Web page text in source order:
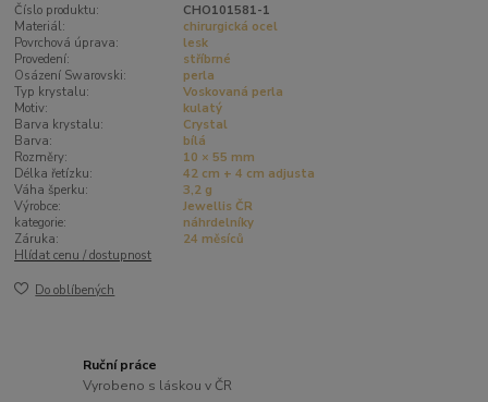
Číslo produktu:
CHO101581-1
Materiál:
chirurgická ocel
Povrchová úprava:
lesk
Provedení:
stříbrné
Osázení Swarovski:
perla
Typ krystalu:
Voskovaná perla
Motiv:
kulatý
Barva krystalu:
Crystal
Barva:
bílá
Rozměry:
10 × 55 mm
Délka řetízku:
42 cm + 4 cm adjusta
Váha šperku:
3,2 g
Výrobce:
Jewellis ČR
kategorie:
náhrdelníky
Záruka:
24 měsíců
Hlídat cenu / dostupnost
Do oblíbených
Ruční práce
Vyrobeno s láskou v ČR